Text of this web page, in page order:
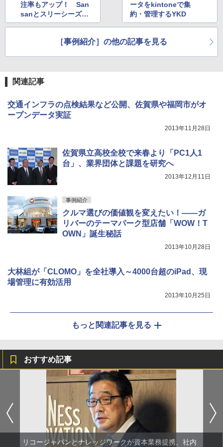
注率もアップ！ San
sanとスリーシーズの
営業革新術
ータをkintoneで集
約・管理するYKD
［事例紹介］の他の記事を見る
関連記事
交通インフラの点検結果など公開、佐賀県や福岡市がオ
ープンデータ実証
2013年11月28日
佐賀県立高校全校で来春より「PC1人1
台」、業界団体と課題を研究へ
2013年12月11日
事例紹介
クルマ選びの価値観を変えたい！――ガ
リバーのテーマパーク型店舗「WOW！T
OWN」誕生秘話
2013年10月28日
大林組が「CLOMO」を全社導入～4000台超のiPad、現
場管理に有効活用
2013年10月25日
もっと関連記事を見る
おすすめ記事
リコージャパンとナレッジワークが資本業務提携、社内